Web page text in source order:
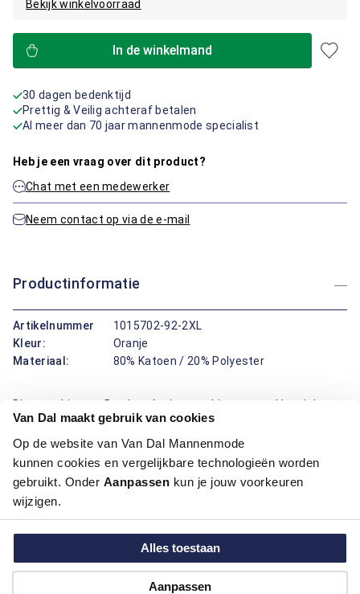
Van Dal maakt gebruik van cookies
Op de website van Van Dal Mannenmode
kunnen cookies en vergelijkbare technologieën worden
gebruikt. Onder Aanpassen kun je jouw voorkeuren
wijzigen.
Alles toestaan
Aanpassen
Bekijk winkelvoorraad
In de winkelmand
30 dagen bedenktijd
Prettig & Veilig achteraf betalen
Al meer dan 70 jaar mannenmode specialist
Heb je een vraag over dit product?
Chat met een medewerker
Neem contact op via de e-mail
Productinformatie
Artikelnummer
1015702-92-2XL
Kleur:
Oranje
Materiaal:
80% Katoen / 20% Polyester
Dit overshirt van Bartlett Active combineert een klassieke
boord met lange mouwen en een regular fit pasvorm,
waardoor het een tijdloze keuze is. De warme tinten in het
ruitpatroon zorgen voor een vertrouwde uitstraling. Of je nu
door de stad wandelt of een avondje thuis ontspant: dit
kledingstuk biedt altijd comfort.
Maatinformatie